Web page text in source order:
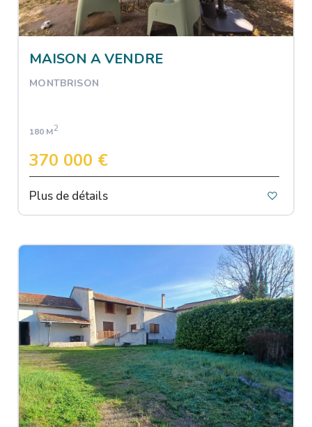
MAISON A VENDRE
MONTBRISON
180 M2
370 000 €
Plus de détails